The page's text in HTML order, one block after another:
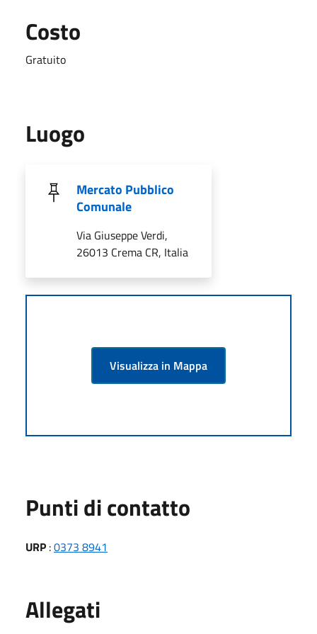
Costo
Gratuito
Luogo
Mercato Pubblico
Comunale
Via Giuseppe Verdi,
26013 Crema CR, Italia
Visualizza in Mappa
Punti di contatto
URP :0373 8941
Allegati